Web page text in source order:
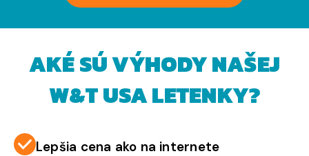
AKÉ SÚ VÝHODY NAŠEJ
W&T USA LETENKY?
Lepšia cena ako na internete